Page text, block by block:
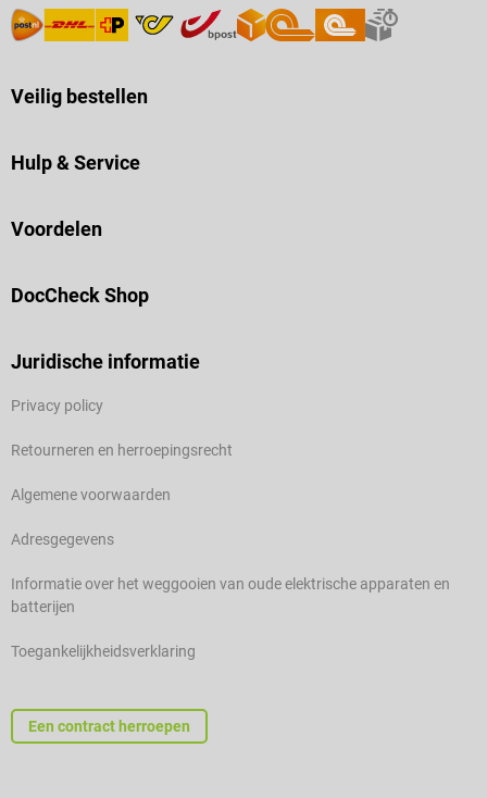
Veilig bestellen
Hulp & Service
Voordelen
DocCheck Shop
Juridische informatie
Privacy policy
Retourneren en herroepingsrecht
Algemene voorwaarden
Adresgegevens
Informatie over het weggooien van oude elektrische apparaten en
batterijen
Toegankelijkheidsverklaring
Een contract herroepen